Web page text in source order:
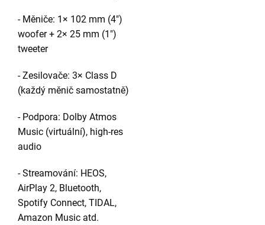
- Měniče: 1× 102 mm (4")
woofer + 2× 25 mm (1")
tweeter
- Zesilovače: 3× Class D
(každý měnič samostatně)
- Podpora: Dolby Atmos
Music (virtuální), high-res
audio
- Streamování: HEOS,
AirPlay 2, Bluetooth,
Spotify Connect, TIDAL,
Amazon Music atd.